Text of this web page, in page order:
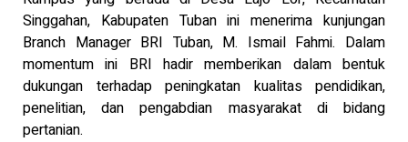
Singgahan, Kabupaten Tuban ini menerima kunjungan
Branch Manager BRI Tuban, M. Ismail Fahmi. Dalam
momentum ini BRI hadir memberikan dalam bentuk
dukungan terhadap peningkatan kualitas pendidikan,
penelitian, dan pengabdian masyarakat di bidang
pertanian.